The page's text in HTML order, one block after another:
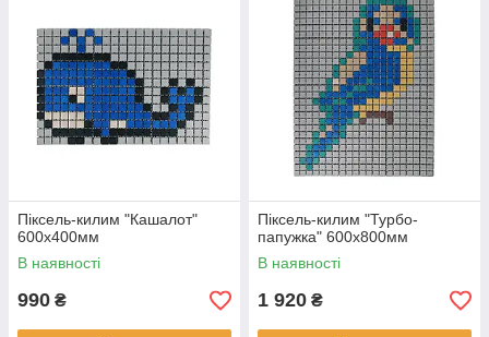
Піксель-килим "Кашалот"
600х400мм
В наявності
990 ₴
Піксель-килим "Турбо-
папужка" 600х800мм
В наявності
1 920 ₴